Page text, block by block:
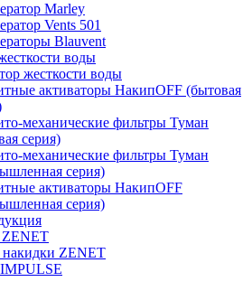
Marley
Vents 501
Blauvent
воды
жесткости воды
активаторы НакипOFF (бытовая
механические фильтры Туман
серия)
механические фильтры Туман
серия)
активаторы НакипOFF
серия)
ZENET